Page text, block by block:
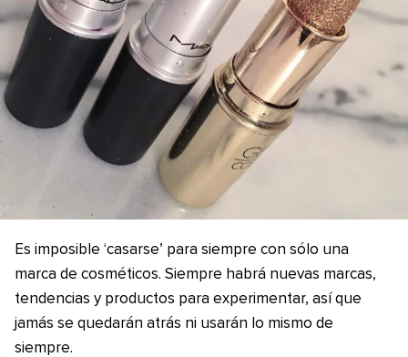
Es imposible ‘casarse’ para siempre con sólo una
marca de cosméticos. Siempre habrá nuevas marcas,
tendencias y productos para experimentar, así que
jamás se quedarán atrás ni usarán lo mismo de
siempre.